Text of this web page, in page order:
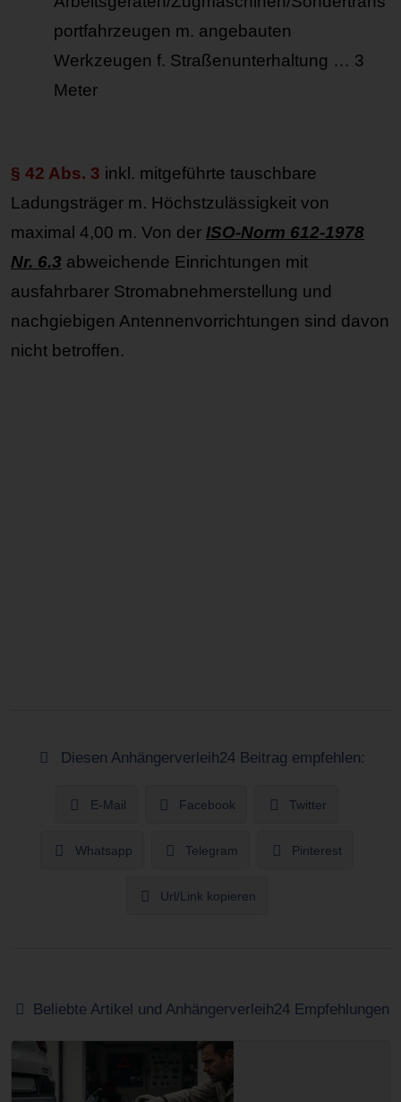
portfahrzeugen m. angebauten
Werkzeugen f. Straßenunterhaltung … 3
Meter
§ 42 Abs. 3 inkl. mitgeführte tauschbare
Ladungsträger m. Höchstzulässigkeit von
maximal 4,00 m. Von der ISO-Norm 612-1978
Nr. 6.3 abweichende Einrichtungen mit
ausfahrbarer Stromabnehmerstellung und
nachgiebigen Antennenvorrichtungen sind davon
nicht betroffen.
Diesen Anhängerverleih24 Beitrag empfehlen:
E-Mail Facebook Twitter
Whatsapp Telegram Pinterest
Url/Link kopieren
Beliebte Artikel und Anhängerverleih24 Empfehlungen